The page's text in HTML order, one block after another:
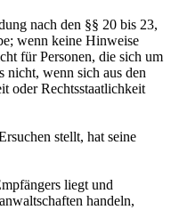
nach den §§ 20 bis 23,
wenn keine Hinweise
für Personen, die sich um
nicht, wenn sich aus den
oder Rechtsstaatlichkeit
stellt, hat seine
liegt und
handeln,